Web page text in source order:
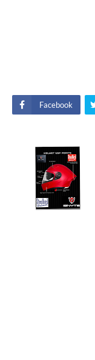
Facebook